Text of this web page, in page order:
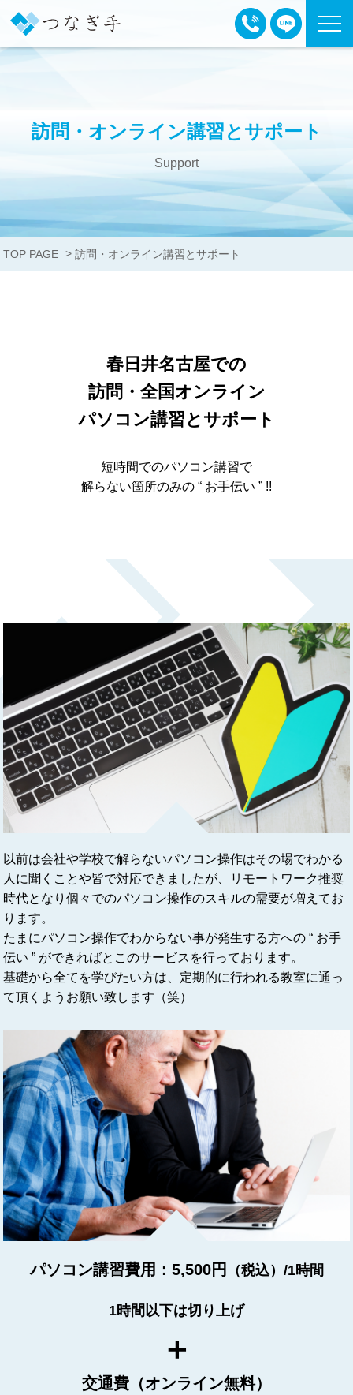
訪問・オンライン講習とサポート
Support
TOP PAGE >訪問・オンライン講習とサポート
春日井名古屋での
訪問・全国オンライン
パソコン講習とサポート
短時間でのパソコン講習で
解らない箇所のみの “ お手伝い ” !!
以前は会社や学校で解らないパソコン操作はその場でわかる
人に聞くことや皆で対応できましたが、リモートワーク推奨
時代となり個々でのパソコン操作のスキルの需要が増えてお
ります。
たまにパソコン操作でわからない事が発生する方への “ お手
伝い ” ができればとこのサービスを行っております。
基礎から全てを学びたい方は、定期的に行われる教室に通っ
て頂くようお願い致します（笑）
パソコン講習費用：5,500円 （税込）/1時間
1時間以下は切り上げ
＋
交通費（オンライン無料）